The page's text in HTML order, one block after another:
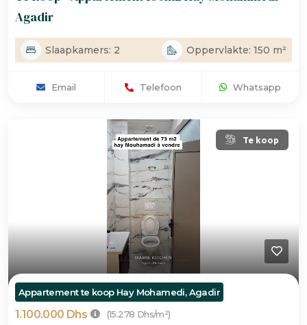
Agadir
Slaapkamers: 2 Oppervlakte: 150 m²
Email Telefoon Whatsapp
Te koop
Appartement te koop Hay Mohamedi, Agadir
1.100.000 Dhs
(15.278 Dhs/m²)